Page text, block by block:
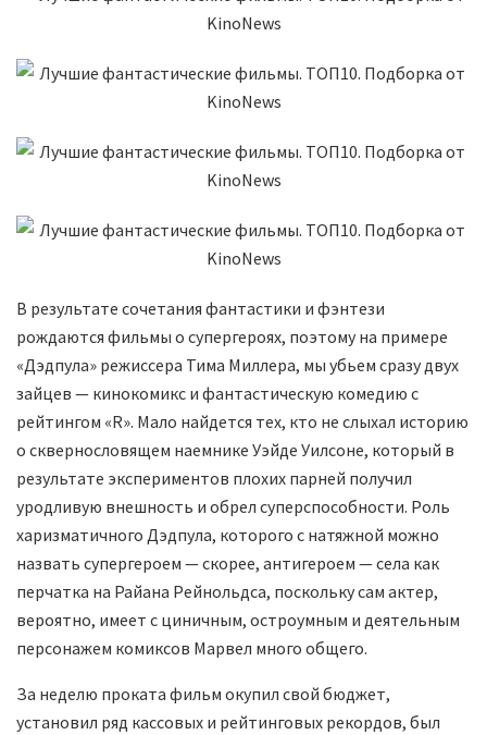
В результате сочетания фантастики и фэнтези
рождаются фильмы о супергероях, поэтому на примере
«Дэдпула» режиссера Тима Миллера, мы убьем сразу двух
зайцев — кинокомикс и фантастическую комедию с
рейтингом «R». Мало найдется тех, кто не слыхал историю
о сквернословящем наемнике Уэйде Уилсоне, который в
результате экспериментов плохих парней получил
уродливую внешность и обрел суперспособности. Роль
харизматичного Дэдпула, которого с натяжной можно
назвать супергероем — скорее, антигероем — села как
перчатка на Райана Рейнольдса, поскольку сам актер,
вероятно, имеет с циничным, остроумным и деятельным
персонажем комиксов Марвел много общего.
За неделю проката фильм окупил свой бюджет,
установил ряд кассовых и рейтинговых рекордов, был